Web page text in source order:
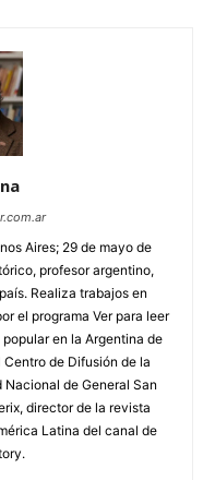
Aires; 29 de mayo de
profesor argentino,
Realiza trabajos en
el programa Ver para leer
en la Argentina de
de Difusión de la
de General San
director de la revista
Latina del canal de